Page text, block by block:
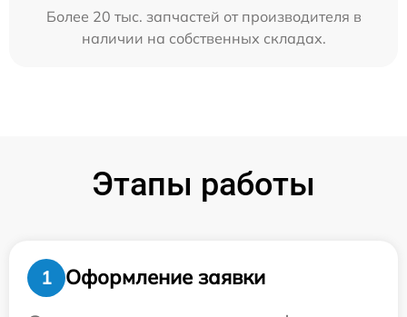
Более 20 тыс. запчастей от производителя в
наличии на собственных складах.
Этапы работы
1
Оформление заявки